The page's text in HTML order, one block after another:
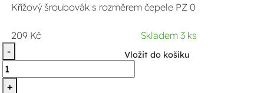
Křížový šroubovák s rozměrem čepele PZ 0
209 Kč
Skladem 3 ks
-
+
Vložit do košíku